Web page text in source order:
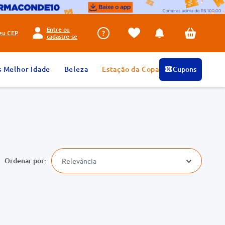
CEP
Entre ou
cadastre-se
Melhor Idade Beleza Estação da Copa Cupons
Relevância